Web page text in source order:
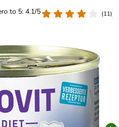
to 5: 4.1/5
(11)